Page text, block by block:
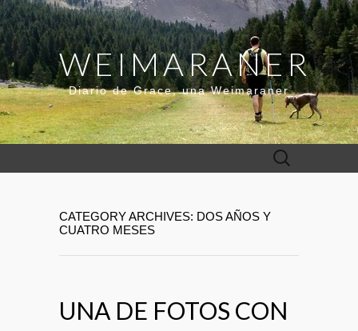
WEIMARANER
Diario de Grace, una Weimaraner
Buscar:
CATEGORY ARCHIVES: DOS AÑOS Y
CUATRO MESES
UNA DE FOTOS CON